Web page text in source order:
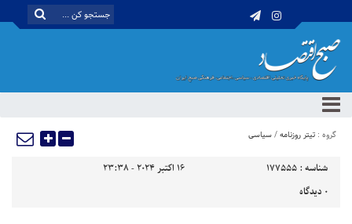
گروه : تیتر روزنامه/سیاسی
شناسه : 177555
16 اکتبر 2024 - 23:38
0 دیدگاه